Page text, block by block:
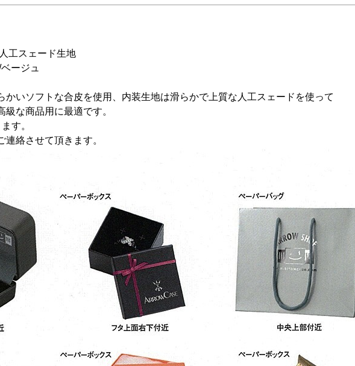
工スェード生地
ージュ
かいソフトな合皮を使用、内装生地は滑らかで上質な人工スェードを使って
な商品用に最適です。
す。
絡させて頂きます。